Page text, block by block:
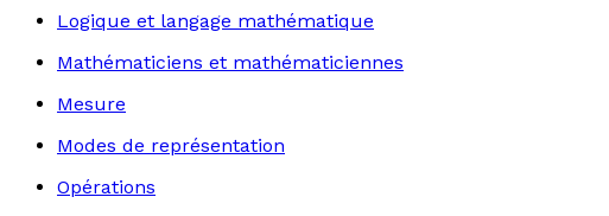
Logique et langage mathématique
Mathématiciens et mathématiciennes
Mesure
Modes de représentation
Opérations